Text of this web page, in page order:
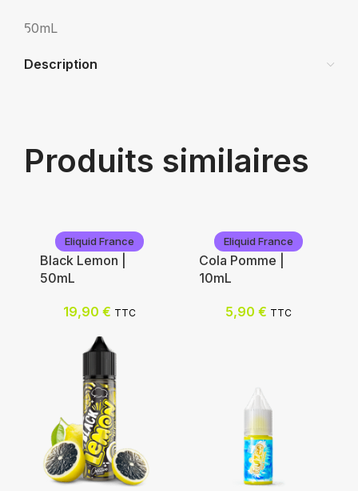
50mL
Description
Produits similaires
Eliquid France
Black Lemon |
50mL
19,90 € TTC
Eliquid France
Cola Pomme |
10mL
5,90 € TTC